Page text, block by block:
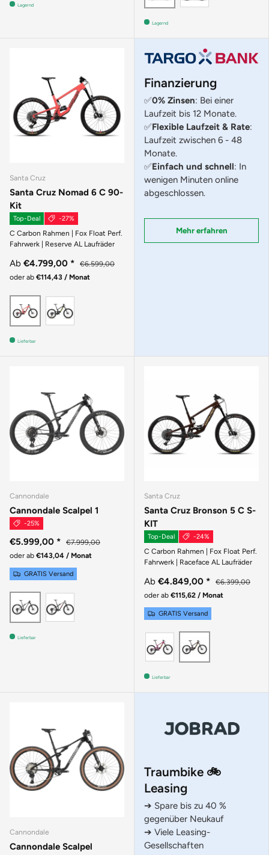
Lagernd
Lagernd
Santa Cruz
Santa Cruz Nomad 6 C 90-
Kit
Top-Deal -27%
C Carbon Rahmen | Fox Float Perf.
Fahrwerk | Reserve AL Laufräder
Ab €4.799,00 *
€6.599,00
oder ab €114,43 / Monat
GLOSS CORAL
Lieferbar
Finanzierung
✅0% Zinsen: Bei einer
Laufzeit bis 12 Monate.
✅Flexible Laufzeit & Rate:
Laufzeit zwischen 6 - 48
Monate.
✅Einfach und schnell: In
wenigen Minuten online
abgeschlossen.
Mehr erfahren
Cannondale
Cannondale Scalpel 1
-25%
€5.999,00 *
€7.999,00
oder ab €143,04 / Monat
GRATIS Versand
Raw
Lieferbar
Santa Cruz
Santa Cruz Bronson 5 C S-
KIT
Top-Deal -24%
C Carbon Rahmen | Fox Float Perf.
Fahrwerk | Raceface AL Laufräder
Ab €4.849,00 *
€6.399,00
oder ab €115,62 / Monat
GRATIS Versand
KALIMOTXO
Lieferbar
Cannondale
Cannondale Scalpel
Traumbike 🚲
Leasing
➔ Spare bis zu 40 %
gegenüber Neukauf
➔ Viele Leasing-
Gesellschaften